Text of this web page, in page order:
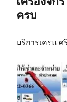
ครบ
บริการเครน ศ